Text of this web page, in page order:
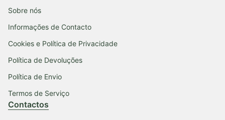
Sobre nós
Informações de Contacto
Cookies e Política de Privacidade
Política de Devoluções
Política de Envio
Termos de Serviço
Contactos